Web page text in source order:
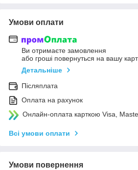
Умови оплати
Ви отримаєте замовлення
або гроші повернуться на вашу
Детальніше
Післяплата
Оплата на рахунок
Онлайн-оплата карткою Visa,
Всі умови оплати
Умови повернення